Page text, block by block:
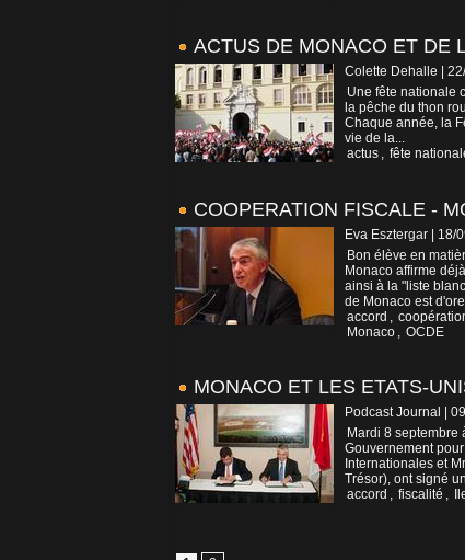
ACTUS DE MONACO ET DE
Colette Dehalle |
Une fête nationale
la pêche du thon
Chaque année, la
vie de la...
actus , fête
COOPERATION FISCALE -
Eva Esztergar | 18/
Bon élève en
Monaco affirme
ainsi à la "liste
de Monaco est
accord ,
Monaco , OCDE
MONACO ET LES ETATS-
Podcast Journal |
Mardi 8 septembre
Gouvernement
Internationales et
Trésor), ont signé
accord , fiscalité ,